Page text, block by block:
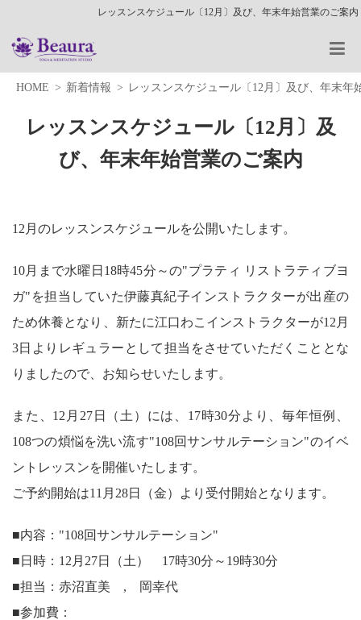
レッスンスケジュール〔12月〕及び、年末年始営業のご案内
HOME 新着情報 レッスンスケジュール〔12月〕及び、年末年
レッスンスケジュール〔12月〕及
び、年末年始営業のご案内
12月のレッスンスケジュールを公開いたします。
10月まで水曜日18時45分～の"プラティ リストラティブヨ
ガ"を担当していた伊藤真紀子インストラクターが出産の
ため休養となり、新たに江口わこインストラクターが12月
3日よりレギュラーとして担当をさせていただくこととな
りましたので、お知らせいたします。
また、12月27日（土）には、17時30分より、毎年恒例、
108つの煩悩を洗い流す"108回サンサルテーション"のイベ
ントレッスンを開催いたします。
ご予約開始は11月28日（金）より受付開始となります。
■内容："108回サンサルテーション"
■日時：12月27日（土） 17時30分～19時30分
■担当：赤沼直美 , 岡幸代
■参加費：